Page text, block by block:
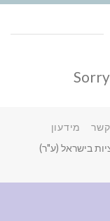
קשר
מידעון
בישראל (ע"ר)